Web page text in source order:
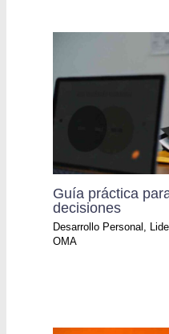
Guía práctica
decisiones
Desarrollo Personal ,
OMA